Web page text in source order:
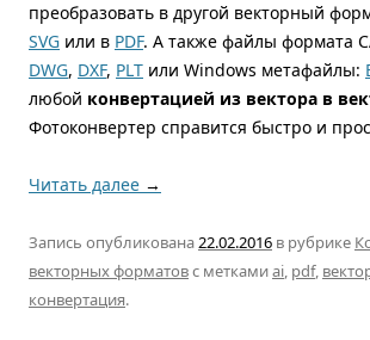
преобразовать в другой векторный
SVG или в PDF. А также файлы формата
DWG, DXF, PLT или Windows метафайлы:
любой конвертацией из вектора в
Фотоконвертер справится быстро и
Читать далее →
Запись опубликована22.02.2016 в рубрике
векторных форматовс меткамиai, pdf,
конвертация.